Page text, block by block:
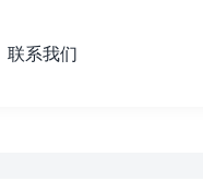
联系我们